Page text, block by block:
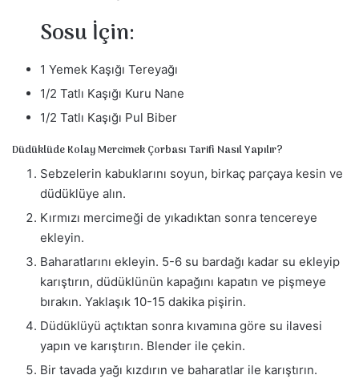
Sosu İçin:
1 Yemek Kaşığı Tereyağı
1/2 Tatlı Kaşığı Kuru Nane
1/2 Tatlı Kaşığı Pul Biber
Düdüklüde Kolay Mercimek Çorbası Tarifi Nasıl Yapılır?
Sebzelerin kabuklarını soyun, birkaç parçaya kesin ve
düdüklüye alın.
Kırmızı mercimeği de yıkadıktan sonra tencereye
ekleyin.
Baharatlarını ekleyin. 5-6 su bardağı kadar su ekleyip
karıştırın, düdüklünün kapağını kapatın ve pişmeye
bırakın. Yaklaşık 10-15 dakika pişirin.
Düdüklüyü açtıktan sonra kıvamına göre su ilavesi
yapın ve karıştırın. Blender ile çekin.
Bir tavada yağı kızdırın ve baharatlar ile karıştırın.